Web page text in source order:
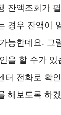
잔액조회가
경우 잔액이
능한데요. 그
을 할 수가
터 전화로 확
해보도록 하